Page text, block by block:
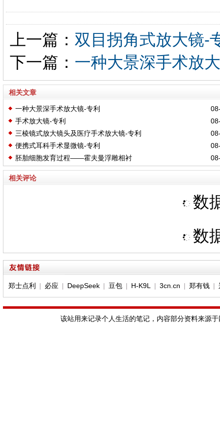
上一篇： 双目拐角式放大镜-
下一篇： 一种大景深手术放
相关文章
一种大景深手术放大镜-专利
手术放大镜-专利
三棱镜式放大镜头及医疗手术放大镜-专利
便携式耳科手术显微镜-专利
胚胎细胞发育过程——霍夫曼浮雕相衬
相关评论
数
数
郑士点利 | 必应 | DeepSeek| 豆包| H-K9L | 3cn.cn | 郑有钱|
该站用来记录个人生活的笔记，内容部分资料来源